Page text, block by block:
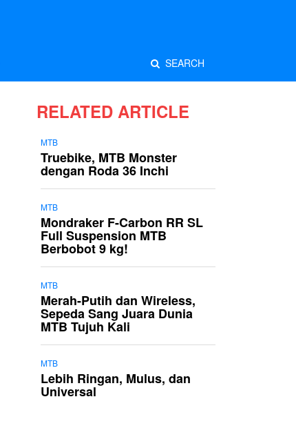
SEARCH
RELATED ARTICLE
MTB
Truebike, MTB Monster
dengan Roda 36 Inchi
MTB
Mondraker F-Carbon RR SL
Full Suspension MTB
Berbobot 9 kg!
MTB
Merah-Putih dan Wireless,
Sepeda Sang Juara Dunia
MTB Tujuh Kali
MTB
Lebih Ringan, Mulus, dan
Universal